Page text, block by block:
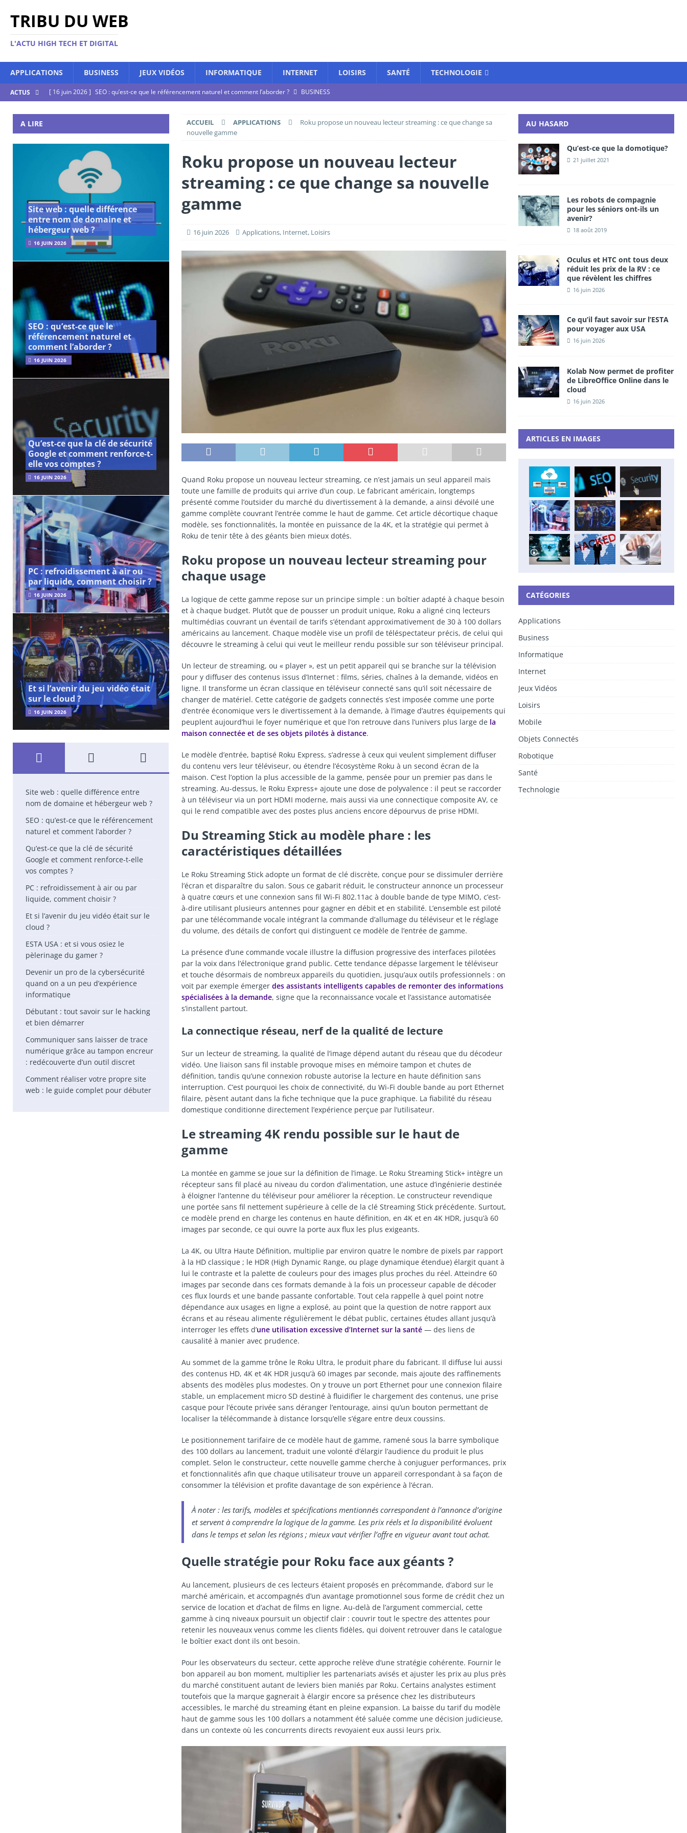
TRIBU DU WEB
L'ACTU HIGH TECH ET DIGITAL
APPLICATIONS BUSINESS JEUX VIDÉOS INFORMATIQUE INTERNET LOISIRS SANTÉ TECHNOLOGIE
ACTUS [ 16 juin 2026 ] SEO : qu’est-ce que le référencement naturel et comment l’aborder ?
BUSINESS
PC : refroidissement à air ou par liquide, comment choisir ?
JEUX VIDÉOS
[ 16 juin 2026 ] Et si l’avenir du jeu vidéo était sur le cloud ?
[ 16 juin 2026 ]
Site web : quelle différence entre nom de domaine et hébergeur web ? INTERNET
ACCUEIL APPLICATIONS
Roku propose un nouveau lecteur streaming : ce que change sa
nouvelle gamme
Roku propose un nouveau lecteur
streaming : ce que change sa nouvelle
gamme
16 juin 2026 Applications, Internet, Loisirs
Quand Roku propose un nouveau lecteur streaming, ce n’est jamais un seul appareil mais
toute une famille de produits qui arrive d’un coup. Le fabricant américain, longtemps
présenté comme l’outsider du marché du divertissement à la demande, a ainsi dévoilé une
gamme complète couvrant l’entrée comme le haut de gamme. Cet article décortique chaque
modèle, ses fonctionnalités, la montée en puissance de la 4K, et la stratégie qui permet à
Roku de tenir tête à des géants bien mieux dotés.
Roku propose un nouveau lecteur streaming pour
chaque usage
La logique de cette gamme repose sur un principe simple : un boîtier adapté à chaque besoin
et à chaque budget. Plutôt que de pousser un produit unique, Roku a aligné cinq lecteurs
multimédias couvrant un éventail de tarifs s’étendant approximativement de 30 à 100 dollars
américains au lancement. Chaque modèle vise un profil de téléspectateur précis, de celui qui
découvre le streaming à celui qui veut le meilleur rendu possible sur son téléviseur principal.
Un lecteur de streaming, ou « player », est un petit appareil qui se branche sur la télévision
pour y diffuser des contenus issus d’Internet : films, séries, chaînes à la demande, vidéos en
ligne. Il transforme un écran classique en téléviseur connecté sans qu’il soit nécessaire de
changer de matériel. Cette catégorie de gadgets connectés s’est imposée comme une porte
d’entrée économique vers le divertissement à la demande, à l’image d’autres équipements qui
peuplent aujourd’hui le foyer numérique et que l’on retrouve dans l’univers plus large de la
maison connectée et de ses objets pilotés à distance.
Le modèle d’entrée, baptisé Roku Express, s’adresse à ceux qui veulent simplement diffuser
du contenu vers leur téléviseur, ou étendre l’écosystème Roku à un second écran de la
maison. C’est l’option la plus accessible de la gamme, pensée pour un premier pas dans le
streaming. Au-dessus, le Roku Express+ ajoute une dose de polyvalence : il peut se raccorder
à un téléviseur via un port HDMI moderne, mais aussi via une connectique composite AV, ce
qui le rend compatible avec des postes plus anciens encore dépourvus de prise HDMI.
Du Streaming Stick au modèle phare : les
caractéristiques détaillées
Le Roku Streaming Stick adopte un format de clé discrète, conçue pour se dissimuler derrière
l’écran et disparaître du salon. Sous ce gabarit réduit, le constructeur annonce un processeur
à quatre cœurs et une connexion sans fil Wi-Fi 802.11ac à double bande de type MIMO, c’est-
à-dire utilisant plusieurs antennes pour gagner en débit et en stabilité. L’ensemble est piloté
par une télécommande vocale intégrant la commande d’allumage du téléviseur et le réglage
du volume, des détails de confort qui distinguent ce modèle de l’entrée de gamme.
La présence d’une commande vocale illustre la diffusion progressive des interfaces pilotées
par la voix dans l’électronique grand public. Cette tendance dépasse largement le téléviseur
et touche désormais de nombreux appareils du quotidien, jusqu’aux outils professionnels : on
voit par exemple émerger des assistants intelligents capables de remonter des informations
spécialisées à la demande, signe que la reconnaissance vocale et l’assistance automatisée
s’installent partout.
La connectique réseau, nerf de la qualité de lecture
Sur un lecteur de streaming, la qualité de l’image dépend autant du réseau que du décodeur
vidéo. Une liaison sans fil instable provoque mises en mémoire tampon et chutes de
définition, tandis qu’une connexion robuste autorise la lecture en haute définition sans
interruption. C’est pourquoi les choix de connectivité, du Wi-Fi double bande au port Ethernet
filaire, pèsent autant dans la fiche technique que la puce graphique. La fiabilité du réseau
domestique conditionne directement l’expérience perçue par l’utilisateur.
Le streaming 4K rendu possible sur le haut de
gamme
La montée en gamme se joue sur la définition de l’image. Le Roku Streaming Stick+ intègre un
récepteur sans fil placé au niveau du cordon d’alimentation, une astuce d’ingénierie destinée
à éloigner l’antenne du téléviseur pour améliorer la réception. Le constructeur revendique
une portée sans fil nettement supérieure à celle de la clé Streaming Stick précédente. Surtout,
ce modèle prend en charge les contenus en haute définition, en 4K et en 4K HDR, jusqu’à 60
images par seconde, ce qui ouvre la porte aux flux les plus exigeants.
La 4K, ou Ultra Haute Définition, multiplie par environ quatre le nombre de pixels par rapport
à la HD classique ; le HDR (High Dynamic Range, ou plage dynamique étendue) élargit quant à
lui le contraste et la palette de couleurs pour des images plus proches du réel. Atteindre 60
images par seconde dans ces formats demande à la fois un processeur capable de décoder
ces flux lourds et une bande passante confortable. Tout cela rappelle à quel point notre
dépendance aux usages en ligne a explosé, au point que la question de notre rapport aux
écrans et au réseau alimente régulièrement le débat public, certaines études allant jusqu’à
interroger les effets d’une utilisation excessive d’Internet sur la santé— des liens de
causalité à manier avec prudence.
Au sommet de la gamme trône le Roku Ultra, le produit phare du fabricant. Il diffuse lui aussi
des contenus HD, 4K et 4K HDR jusqu’à 60 images par seconde, mais ajoute des raffinements
absents des modèles plus modestes. On y trouve un port Ethernet pour une connexion filaire
stable, un emplacement micro SD destiné à fluidifier le chargement des contenus, une prise
casque pour l’écoute privée sans déranger l’entourage, ainsi qu’un bouton permettant de
localiser la télécommande à distance lorsqu’elle s’égare entre deux coussins.
Le positionnement tarifaire de ce modèle haut de gamme, ramené sous la barre symbolique
des 100 dollars au lancement, traduit une volonté d’élargir l’audience du produit le plus
complet. Selon le constructeur, cette nouvelle gamme cherche à conjuguer performances, prix
et fonctionnalités afin que chaque utilisateur trouve un appareil correspondant à sa façon de
consommer la télévision et profite davantage de son expérience à l’écran.
À noter : les tarifs, modèles et spécifications mentionnés correspondent à l’annonce d’origine
et servent à comprendre la logique de la gamme. Les prix réels et la disponibilité évoluent
dans le temps et selon les régions ; mieux vaut vérifier l’offre en vigueur avant tout achat.
Quelle stratégie pour Roku face aux géants ?
Au lancement, plusieurs de ces lecteurs étaient proposés en précommande, d’abord sur le
marché américain, et accompagnés d’un avantage promotionnel sous forme de crédit chez un
service de location et d’achat de films en ligne. Au-delà de l’argument commercial, cette
gamme à cinq niveaux poursuit un objectif clair : couvrir tout le spectre des attentes pour
retenir les nouveaux venus comme les clients fidèles, qui doivent retrouver dans le catalogue
le boîtier exact dont ils ont besoin.
Pour les observateurs du secteur, cette approche relève d’une stratégie cohérente. Fournir le
bon appareil au bon moment, multiplier les partenariats avisés et ajuster les prix au plus près
du marché constituent autant de leviers bien maniés par Roku. Certains analystes estiment
toutefois que la marque gagnerait à élargir encore sa présence chez les distributeurs
accessibles, le marché du streaming étant en pleine expansion. La baisse du tarif du modèle
haut de gamme sous les 100 dollars a notamment été saluée comme une décision judicieuse,
dans un contexte où les concurrents directs revoyaient eux aussi leurs prix.
A LIRE
Site web : quelle différence
entre nom de domaine et
hébergeur web ?
16 JUIN 2026
SEO : qu’est-ce que le
référencement naturel et
comment l’aborder ?
16 JUIN 2026
Qu’est-ce que la clé de sécurité
Google et comment renforce-t-
elle vos comptes ?
16 JUIN 2026
PC : refroidissement à air ou
par liquide, comment choisir ?
16 JUIN 2026
Et si l’avenir du jeu vidéo était
sur le cloud ?
16 JUIN 2026
Site web : quelle différence entre
nom de domaine et hébergeur web ?
SEO : qu’est-ce que le référencement
naturel et comment l’aborder ?
Qu’est-ce que la clé de sécurité
Google et comment renforce-t-elle
vos comptes ?
PC : refroidissement à air ou par
liquide, comment choisir ?
Et si l’avenir du jeu vidéo était sur le
cloud ?
ESTA USA : et si vous osiez le
pèlerinage du gamer ?
Devenir un pro de la cybersécurité
quand on a un peu d’expérience
informatique
Débutant : tout savoir sur le hacking
et bien démarrer
Communiquer sans laisser de trace
numérique grâce au tampon encreur
: redécouverte d’un outil discret
Comment réaliser votre propre site
web : le guide complet pour débuter
AU HASARD
Qu’est-ce que la domotique?
21 juillet 2021
Les robots de compagnie
pour les séniors ont-ils un
avenir?
18 août 2019
Oculus et HTC ont tous deux
réduit les prix de la RV : ce
que révèlent les chiffres
16 juin 2026
Ce qu’il faut savoir sur l’ESTA
pour voyager aux USA
16 juin 2026
Kolab Now permet de profiter
de LibreOffice Online dans le
cloud
16 juin 2026
ARTICLES EN IMAGES
CATÉGORIES
Applications
Business
Informatique
Internet
Jeux Vidéos
Loisirs
Mobile
Objets Connectés
Robotique
Santé
Technologie